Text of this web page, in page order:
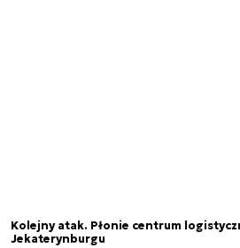
Kolejny atak. Płonie centrum
Jekaterynburgu